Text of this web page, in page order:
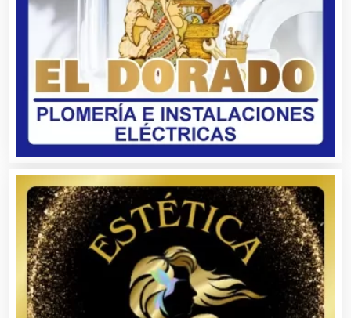
Bebidas
Bordados y Estampados
Boutiques
Buceo